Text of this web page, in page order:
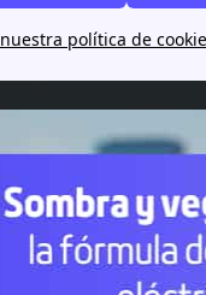
política de